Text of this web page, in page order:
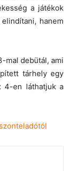
a játékok
hanem
mal debütál, ami
tárhely egy
4-en láthatjuk a